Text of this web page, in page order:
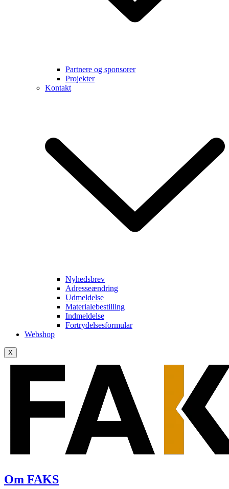
Partnere og sponsorer
Projekter
Kontakt
Nyhedsbrev
Adresseændring
Udmeldelse
Materialebestilling
Indmeldelse
Fortrydelsesformular
Webshop
X
Om FAKS